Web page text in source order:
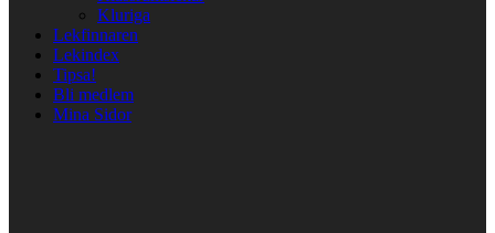
Kluriga
Lekfinnaren
Lekindex
Tipsa!
Bli medlem
Mina Sidor